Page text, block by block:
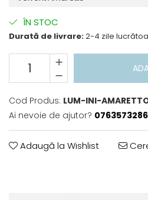
ÎN STOC
Durată de livrare:2-4 zile
Cod Produs: LUM-INI-
Ai nevoie de ajutor? 0763573286
Adaugă la Wishlist